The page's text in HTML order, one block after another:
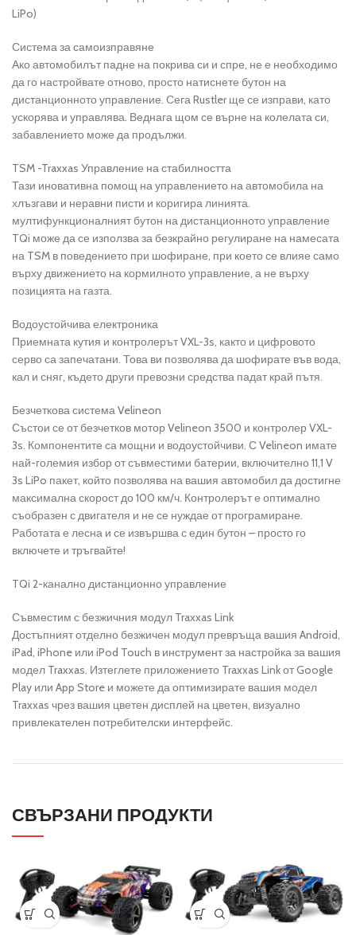
LiPo)
Система за самоизправяне
Ако автомобилът падне на покрива си и спре, не е необходимо
да го настройвате отново, просто натиснете бутон на
дистанционното управление. Сега Rustler ще се изправи, като
ускорява и управлява. Веднага щом се върне на колелата си,
забавлението може да продължи.
TSM -Traxxas Управление на стабилността
Тази иновативна помощ на управлението на автомобила на
хлъзгави и неравни писти и коригира линията.
мултифункционалният бутон на дистанционното управление
TQi може да се използва за безкрайно регулиране на намесата
на TSM в поведението при шофиране, при което се влияе само
върху движението на кормилното управление, а не върху
позицията на газта.
Водоустойчива електроника
Приемната кутия и контролерът VXL-3s, както и цифровото
серво са запечатани. Това ви позволява да шофирате във вода,
кал и сняг, където други превозни средства падат край пътя.
Безчеткова система Velineon
Състои се от безчетков мотор Velineon 3500 и контролер VXL-
3s. Компонентите са мощни и водоустойчиви. С Velineon имате
най-големия избор от съвместими батерии, включително 11,1 V
3s LiPo пакет, който позволява на вашия автомобил да достигне
максимална скорост до 100 км/ч. Контролерът е оптимално
съобразен с двигателя и не се нуждае от програмиране.
Работата е лесна и се извършва с един бутон – просто го
включете и тръгвайте!
TQi 2-канално дистанционно управление
Съвместим с безжичния модул Traxxas Link
Достъпният отделно безжичен модул превръща вашия Android,
iPad, iPhone или iPod Touch в инструмент за настройка за вашия
модел Traxxas. Изтеглете приложението Traxxas Link от Google
Play или App Store и можете да оптимизирате вашия модел
Traxxas чрез вашия цветен дисплей на цветен, визуално
привлекателен потребителски интерфейс.
СВЪРЗАНИ ПРОДУКТИ